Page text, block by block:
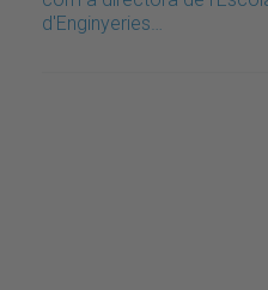
d'Enginyeries…